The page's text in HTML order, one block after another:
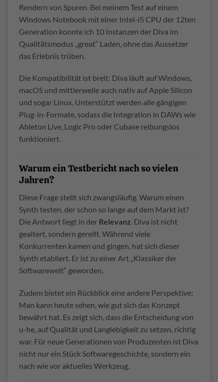
Rendern von Spuren. Bei meinem Test auf einem
Windows Notebook mit einer Intel-i5 CPU der 12ten
Generation konnte ich 10 Instanzen der Diva im
Qualitätsmodus „great“ Laden, ohne das Aussetzer
das Erlebnis trüben.
Die Kompatibilität ist breit: Diva läuft auf Windows,
macOS und mittlerweile auch nativ auf Apple Silicon
und sogar Linux. Unterstützt werden alle gängigen
Plug-in-Formate, sodass die Integration in DAWs wie
Ableton Live, Logic Pro oder Cubase reibungslos
funktioniert.
Warum ein Testbericht nach so vielen
Jahren?
Diese Frage stellt sich zwangsläufig. Warum einen
Synth testen, der schon so lange auf dem Markt ist?
Die Antwort liegt in der Relevanz . Diva ist nicht
gealtert, sondern gereift. Während viele
Konkurrenten kamen und gingen, hat sich dieser
Synth etabliert. Er ist zu einer Art „Klassiker der
Softwarewelt“ geworden.
Zudem bietet ein Rückblick eine andere Perspektive:
Man kann heute sehen, wie gut sich das Konzept
bewährt hat. Es zeigt sich, dass die Entscheidung von
u-he, auf Qualität und Langlebigkeit zu setzen, richtig
war. Für neue Generationen von Produzenten ist Diva
nicht nur ein Stück Softwaregeschichte, sondern ein
nach wie vor aktuelles Werkzeug.